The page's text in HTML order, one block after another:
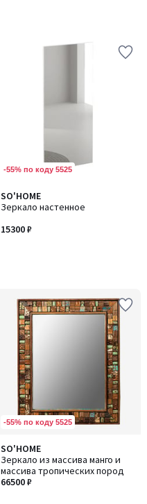
-55% по коду 5525
SO'HOME
Зеркало настенное
15300 ₽
-55% по коду 5525
SO'HOME
Зеркало из массива манго и
массива тропических пород
66500 ₽
5
/
5